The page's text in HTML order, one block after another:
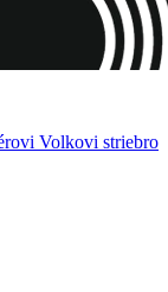
Volkovi striebro